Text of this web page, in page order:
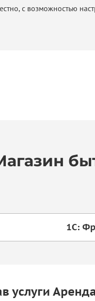
с возможностью
1С:
услуги